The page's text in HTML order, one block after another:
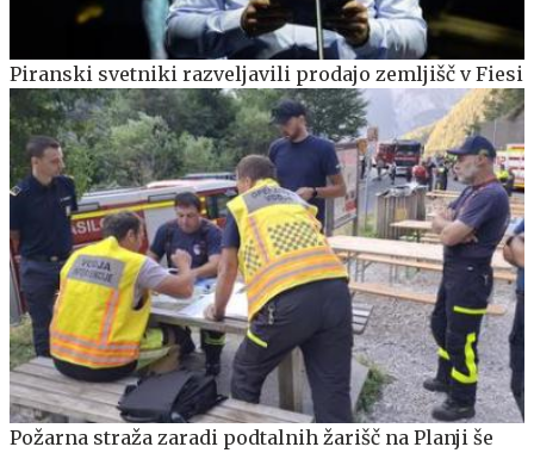
Piranski svetniki razveljavili prodajo zemljišč v Fiesi
Požarna straža zaradi podtalnih žarišč na Planji še